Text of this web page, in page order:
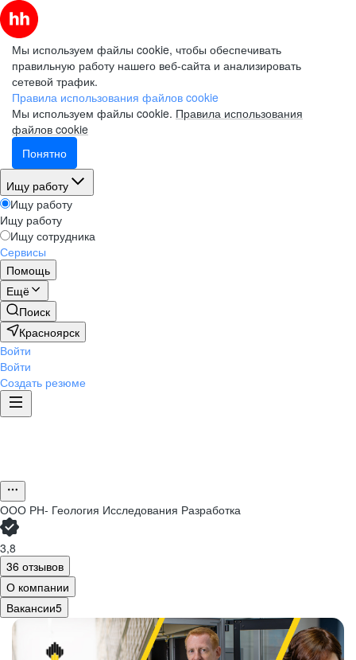
Мы используем файлы cookie, чтобы обеспечивать
правильную работу нашего веб-сайта и анализировать
сетевой трафик.
Правила использования файлов cookie
Мы используем файлы cookie. Правила использования
файлов cookie
Понятно
Ищу работу
Ищу работу
Ищу работу
Ищу сотрудника
Сервисы
Помощь
Ещё
Поиск
Красноярск
Войти
Войти
Создать резюме
ООО РН- Геология Исследования Разработка
3,8
36 отзывов
О компании
Вакансии5